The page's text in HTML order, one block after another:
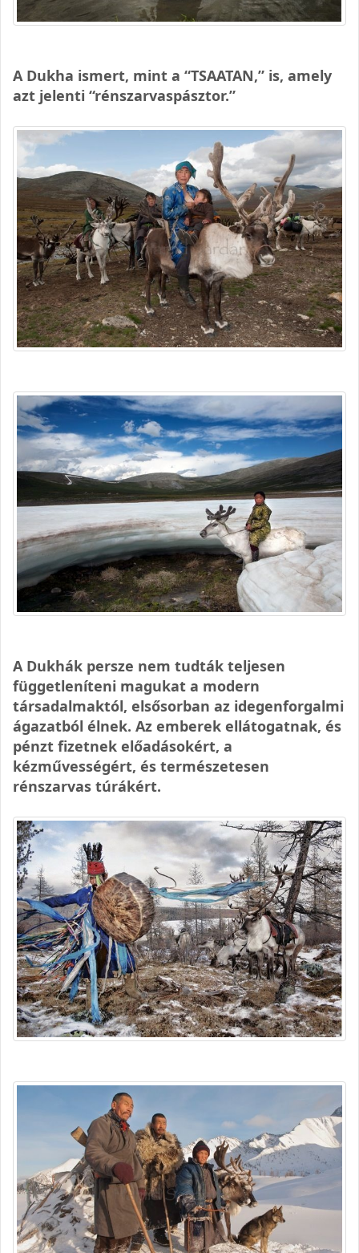
A Dukha ismert, mint a “TSAATAN,” is, amely
azt jelenti “rénszarvaspásztor.”
A Dukhák persze nem tudták teljesen
függetleníteni magukat a modern
társadalmaktól, elsősorban az idegenforgalmi
ágazatból élnek. Az emberek ellátogatnak, és
pénzt fizetnek előadásokért, a
kézművességért, és természetesen
rénszarvas túrákért.